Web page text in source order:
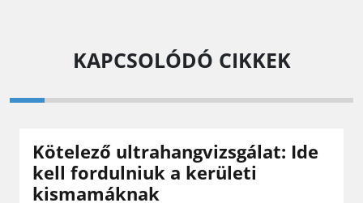
KAPCSOLÓDÓ CIKKEK
Kötelező ultrahangvizsgálat: Ide
kell fordulniuk a kerületi
kismamáknak